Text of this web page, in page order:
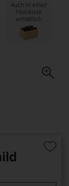
Auch in einer
Holzkiste
erhältlich